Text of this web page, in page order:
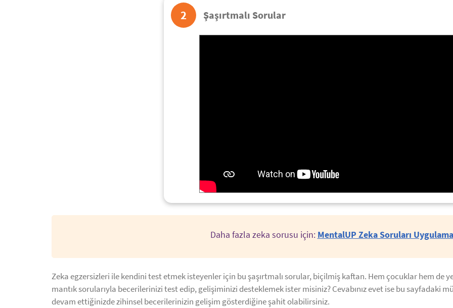
2 Şaşırtmalı Sorular
Daha fazla zeka sorusu için: MentalUP Zeka Soruları
Zeka egzersizleri ile kendini test etmek isteyenler için bu şaşırtmalı sorular, biçilmiş kaftan. Hem çocuklar hem de
mantık sorularıyla becerilerinizi test edip, gelişiminizi desteklemek ister misiniz? Cevabınız evet ise bu sayfadaki
devam ettiğinizde zihinsel becerilerinizin gelişim gösterdiğine şahit olabilirsiniz.